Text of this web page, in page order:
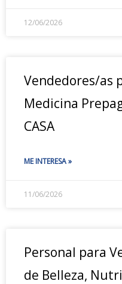
12/06/2026
Vendedores/as
Medicina
CASA
ME INTERESA »
11/06/2026
Personal para
de Belleza,